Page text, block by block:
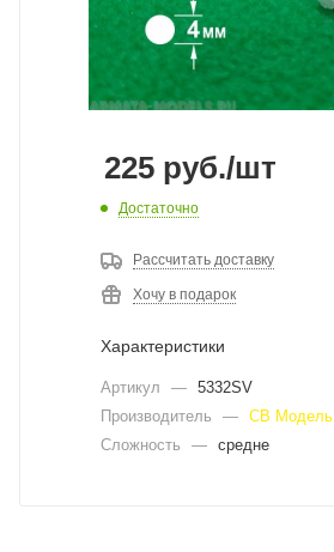
225 руб./шт
Достаточно
Рассчитать доставку
Хочу в подарок
Характеристики
Артикул — 5332SV
Производитель
— СВ Модель
Сложность
— средне